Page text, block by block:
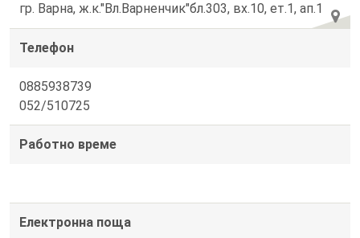
гр. Варна, ж.к."Вл.Варненчик"бл.303, вх.10, ет.1, ап.1
Телефон
0885938739
052/510725
Работно време
Електронна поща